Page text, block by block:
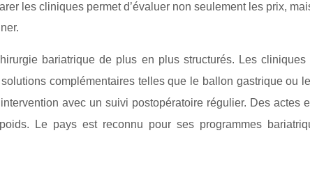
les cliniques permet d’évaluer non seulement les prix,
bariatrique de plus en plus structurés. Les
complémentaires telles que le ballon gastrique ou
avec un suivi postopératoire régulier. Des actes
Le pays est reconnu pour ses programmes